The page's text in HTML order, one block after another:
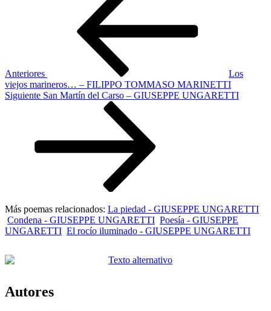
Anteriores
Los
viejos marineros… – FILIPPO TOMMASO MARINETTI
Siguiente
Siguiente San Martín del Carso – GIUSEPPE UNGARETTI
Más poemas relacionados: La piedad - GIUSEPPE UNGARETTI
Condena - GIUSEPPE UNGARETTI Poesía - GIUSEPPE
UNGARETTI El rocío iluminado - GIUSEPPE UNGARETTI
Autores